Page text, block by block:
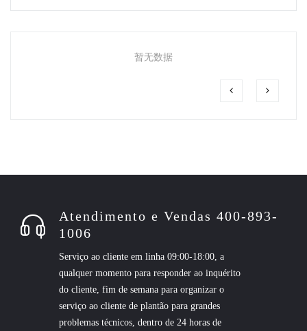
暂无数据
Atendimento e Vendas 400-893-
1006
Serviço ao cliente em linha 09:00-18:00, a
qualquer momento para responder ao inquérito
do cliente, fim de semana para organizar o
serviço ao cliente de plantão para grandes
problemas técnicos, dentro de 24 horas de